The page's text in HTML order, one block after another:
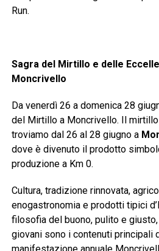
Run.
Sagra del Mirtillo e delle
Moncrivello
Da venerdì 26 a domenica 28
del Mirtillo a Moncrivello. Il
troviamo dal 26 al 28 giugno a
dove è divenuto il prodotto
produzione a Km 0.
Cultura, tradizione rinnovata,
enogastronomia e prodotti tipici
filosofia del buono, pulito e
giovani sono i contenuti principali